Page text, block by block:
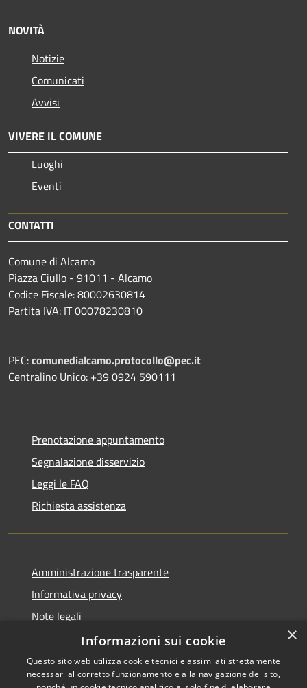
NOVITÀ
Notizie
Comunicati
Avvisi
VIVERE IL COMUNE
Luoghi
Eventi
CONTATTI
Comune di Alcamo
Piazza Ciullo - 91011 - Alcamo
Codice Fiscale: 80002630814
Partita IVA: IT 00078230810
PEC:comunedialcamo.protocollo@pec.it
Centralino Unico: +39 0924 590111
Prenotazione appuntamento
Segnalazione disservizio
Leggi le FAQ
Richiesta assistenza
Amministrazione trasparente
Informativa privacy
Note legali
Dichiarazione di accessibilità
×
Informazioni sui cookie
Questo sito web utilizza cookie tecnici e assimilati strettamente
necessari al corretto funzionamento e alla navigazione del sito,